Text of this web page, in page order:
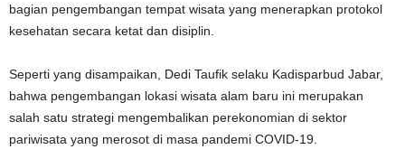
bagian pengembangan tempat wisata yang menerapkan protokol
kesehatan secara ketat dan disiplin.
Seperti yang disampaikan, Dedi Taufik selaku Kadisparbud Jabar,
bahwa pengembangan lokasi wisata alam baru ini merupakan
salah satu strategi mengembalikan perekonomian di sektor
pariwisata yang merosot di masa pandemi COVID-19.